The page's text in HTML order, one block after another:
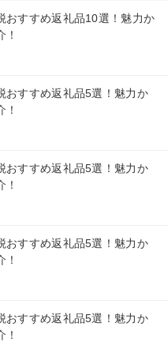
おすすめ返礼品10選！魅力か
おすすめ返礼品5選！魅力か
おすすめ返礼品5選！魅力か
おすすめ返礼品5選！魅力か
おすすめ返礼品5選！魅力か